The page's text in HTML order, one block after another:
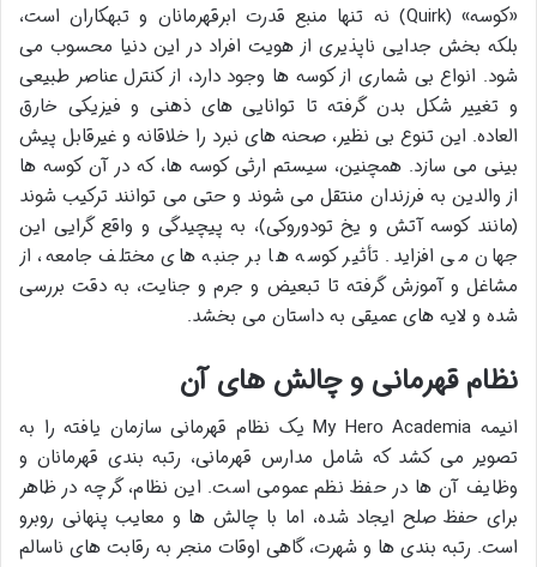
«کوسه» (Quirk) نه تنها منبع قدرت ابرقهرمانان و تبهکاران است،
بلکه بخش جدایی ناپذیری از هویت افراد در این دنیا محسوب می
شود. انواع بی شماری از کوسه ها وجود دارد، از کنترل عناصر طبیعی
و تغییر شکل بدن گرفته تا توانایی های ذهنی و فیزیکی خارق
العاده. این تنوع بی نظیر، صحنه های نبرد را خلاقانه و غیرقابل پیش
بینی می سازد. همچنین، سیستم ارثی کوسه ها، که در آن کوسه ها
از والدین به فرزندان منتقل می شوند و حتی می توانند ترکیب شوند
(مانند کوسه آتش و یخ تودوروکی)، به پیچیدگی و واقع گرایی این
جهان می افزاید. تأثیر کوسه ها بر جنبه های مختلف جامعه، از
مشاغل و آموزش گرفته تا تبعیض و جرم و جنایت، به دقت بررسی
شده و لایه های عمیقی به داستان می بخشد.
نظام قهرمانی و چالش های آن
انیمه My Hero Academia یک نظام قهرمانی سازمان یافته را به
تصویر می کشد که شامل مدارس قهرمانی، رتبه بندی قهرمانان و
وظایف آن ها در حفظ نظم عمومی است. این نظام، گرچه در ظاهر
برای حفظ صلح ایجاد شده، اما با چالش ها و معایب پنهانی روبرو
است. رتبه بندی ها و شهرت، گاهی اوقات منجر به رقابت های ناسالم